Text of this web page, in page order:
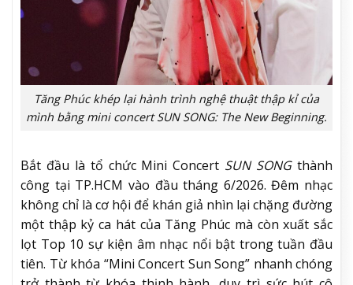
Tăng Phúc khép lại hành trình nghệ thuật thập kỉ của
mình bằng mini concert SUN SONG: The New Beginning.
Bắt đầu là tổ chức Mini Concert SUN SONGthành
công tại TP.HCM vào đầu tháng 6/2026. Đêm nhạc
không chỉ là cơ hội để khán giả nhìn lại chặng đường
một thập kỷ ca hát của Tăng Phúc mà còn xuất sắc
lọt Top 10 sự kiện âm nhạc nổi bật trong tuần đầu
tiên. Từ khóa “Mini Concert Sun Song” nhanh chóng